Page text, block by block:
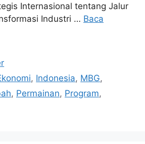
Internasional tentang Jalur
Industri … Baca
, Indonesia, MBG,
, Permainan, Program,